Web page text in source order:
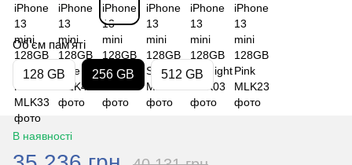
Обʼєм памʼяті
128 GB 256 GB 512 GB
В наявності